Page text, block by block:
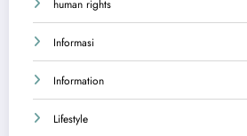
human rights
Informasi
Information
Lifestyle